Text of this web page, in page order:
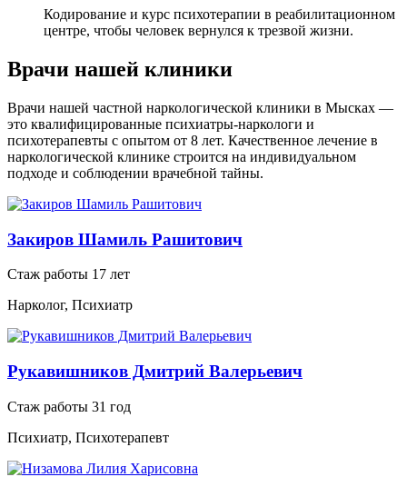
Кодирование и курс психотерапии в реабилитационном
центре, чтобы человек вернулся к трезвой жизни.
Врачи нашей клиники
Врачи нашей частной наркологической клиники в Мысках —
это квалифицированные психиатры-наркологи и
психотерапевты с опытом от 8 лет. Качественное лечение в
наркологической клинике строится на индивидуальном
подходе и соблюдении врачебной тайны.
Закиров Шамиль Рашитович
Стаж работы 17 лет
Нарколог, Психиатр
Рукавишников Дмитрий Валерьевич
Стаж работы 31 год
Психиатр, Психотерапевт